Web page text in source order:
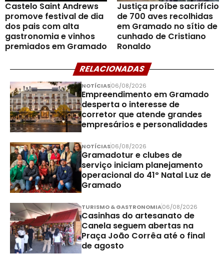
Castelo Saint Andrews
promove festival de dia
dos pais com alta
gastronomia e vinhos
premiados em Gramado
Justiça proíbe sacrifício
de 700 aves recolhidas
em Gramado no sítio de
cunhado de Cristiano
Ronaldo
RELACIONADAS
NOTÍCIAS06/08/2026
Empreendimento em Gramado
desperta o interesse de
corretor que atende grandes
empresários e personalidades
NOTÍCIAS06/08/2026
Gramadotur e clubes de
serviço iniciam planejamento
operacional do 41º Natal Luz de
Gramado
TURISMO & GASTRONOMIA06/08/2026
Casinhas do artesanato de
Canela seguem abertas na
Praça João Corrêa até o final
de agosto